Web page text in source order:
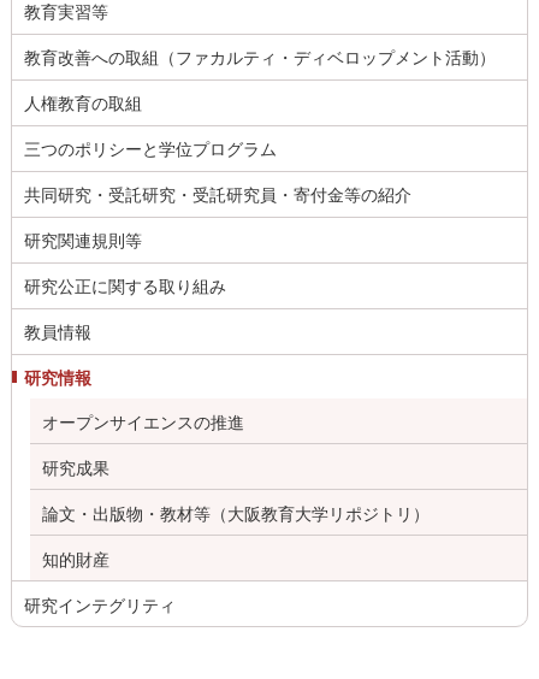
教育実習等
教育改善への取組（ファカルティ・ディベロップメント活動）
人権教育の取組
三つのポリシーと学位プログラム
共同研究・受託研究・受託研究員・寄付金等の紹介
研究関連規則等
研究公正に関する取り組み
教員情報
研究情報
オープンサイエンスの推進
研究成果
論文・出版物・教材等（大阪教育大学リポジトリ）
知的財産
研究インテグリティ